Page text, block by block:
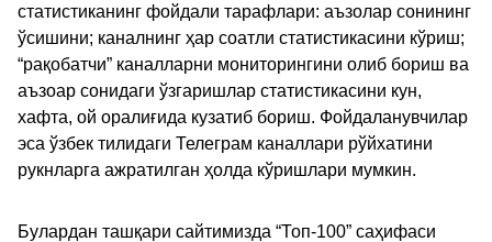
статистиканинг фойдали тарафлари: аъзолар сонининг
ўсишини; каналнинг ҳар соатли статистикасини кўриш;
“рақобатчи” каналларни мониторингини олиб бориш ва
аъзоар сонидаги ўзгаришлар статистикасини кун,
хафта, ой оралиғида кузатиб бориш. Фойдаланувчилар
эса ўзбек тилидаги Телеграм каналлари рўйхатини
рукнларга ажратилган ҳолда кўришлари мумкин.
Булардан ташқари сайтимизда “Топ-100” саҳифаси